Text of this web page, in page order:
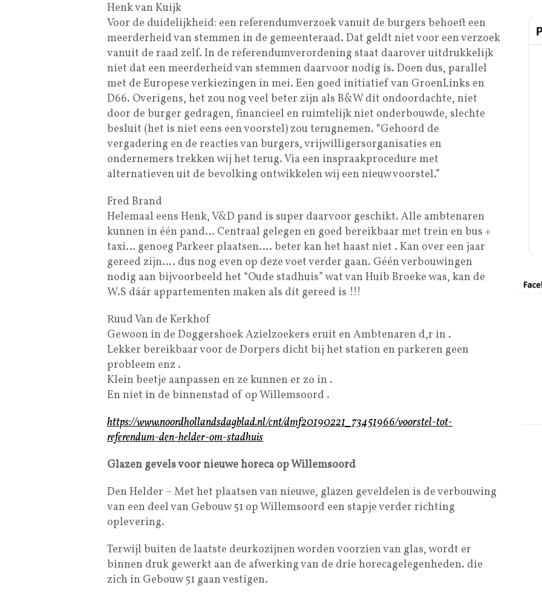
Henk van Kuijk
Voor de duidelijkheid: een referendumverzoek vanuit de burgers behoeft een
meerderheid van stemmen in de gemeenteraad. Dat geldt niet voor een verzoek
vanuit de raad zelf. In de referendumverordening staat daarover uitdrukkelijk
niet dat een meerderheid van stemmen daarvoor nodig is. Doen dus, parallel
met de Europese verkiezingen in mei. Een goed initiatief van GroenLinks en
D66. Overigens, het zou nog veel beter zijn als B&W dit ondoordachte, niet
door de burger gedragen, financieel en ruimtelijk niet onderbouwde, slechte
besluit (het is niet eens een voorstel) zou terugnemen. “Gehoord de
vergadering en de reacties van burgers, vrijwilligersorganisaties en
ondernemers trekken wij het terug. Via een inspraakprocedure met
alternatieven uit de bevolking ontwikkelen wij een nieuw voorstel.”
Fred Brand
Helemaal eens Henk, V&D pand is super daarvoor geschikt. Alle ambtenaren
kunnen in één pand… Centraal gelegen en goed bereikbaar met trein en bus +
taxi… genoeg Parkeer plaatsen…. beter kan het haast niet . Kan over een jaar
gereed zijn…. dus nog even op deze voet verder gaan. Géén verbouwingen
nodig aan bijvoorbeeld het “Oude stadhuis” wat van Huib Broeke was, kan de
W.S dáár appartementen maken als dit gereed is !!!
Ruud Van de Kerkhof
Gewoon in de Doggershoek Azielzoekers eruit en Ambtenaren d,r in .
Lekker bereikbaar voor de Dorpers dicht bij het station en parkeren geen
probleem enz .
Klein beetje aanpassen en ze kunnen er zo in .
En niet in de binnenstad of op Willemsoord .
https://www.noordhollandsdagblad.nl/cnt/dmf20190221_73451966/voorstel-tot-
referendum-den-helder-om-stadhuis
Glazen gevels voor nieuwe horeca op Willemsoord
Den Helder – Met het plaatsen van nieuwe, glazen geveldelen is de verbouwing
van een deel van Gebouw 51 op Willemsoord een stapje verder richting
oplevering.
Terwijl buiten de laatste deurkozijnen worden voorzien van glas, wordt er
binnen druk gewerkt aan de afwerking van de drie horecagelegenheden. die
zich in Gebouw 51 gaan vestigen.